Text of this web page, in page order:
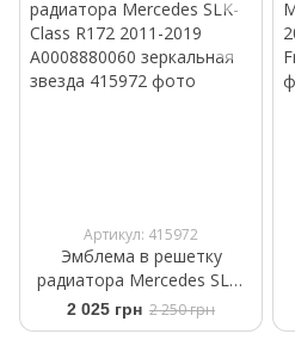
Артикул: 415972
Эмблема в решетку
радиатора Mercedes SLK-
Class R172 2011-2019
A0008880060 зеркальная
2 025 грн 2 250 грн